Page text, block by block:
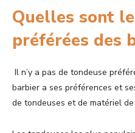
Quelles sont
préférées des
Il n’y a pas de tondeuse
barbier a ses préférences et
de tondeuses et de matériel